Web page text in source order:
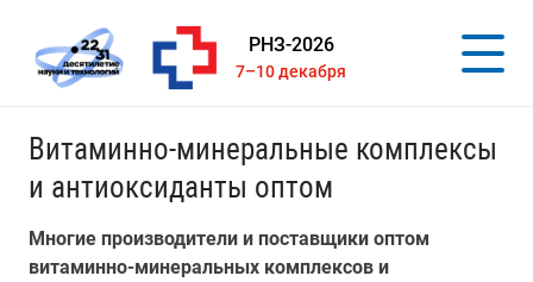
РНЗ-2026
7–10 декабря
Витаминно-минеральные комплексы
и антиоксиданты оптом
Многие производители и поставщики оптом
витаминно-минеральных комплексов и